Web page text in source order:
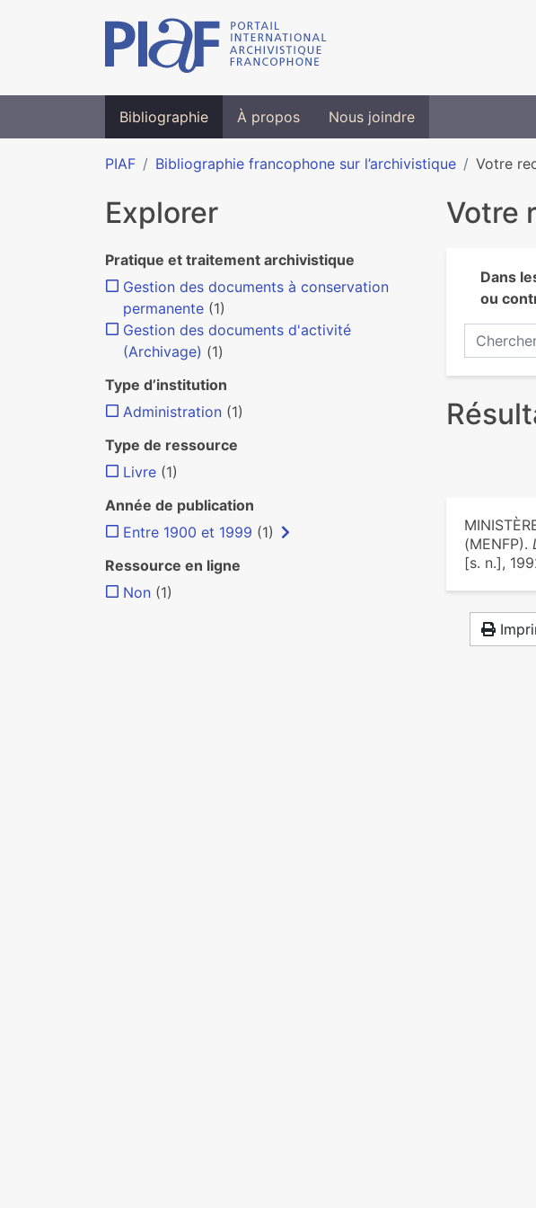
Bibliographie À propos Nous joindre
PIAF Bibliographie francophone sur l’archivistique Votre
Votre
Dans
ou
Chercher
(MENFP).
[s. n.],
Explorer
Pratique et traitement archivistique
Gestion des documents à conservation
permanente (1)
Gestion des documents d'activité
(Archivage) (1)
Type d’institution
Administration (1)
Type de ressource
Livre (1)
Année de publication
Entre 1900 et 1999 (1)
Ressource en ligne
Non (1)